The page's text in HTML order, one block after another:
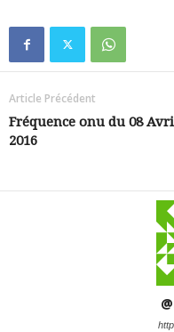
Article Précédent
Fréquence onu du 08
2016